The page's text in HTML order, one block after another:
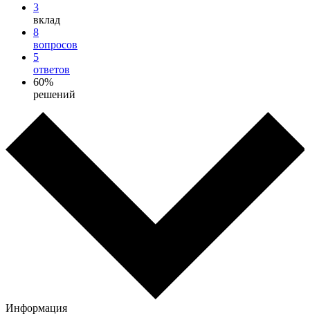
3
вклад
8
вопросов
5
ответов
60%
решений
Информация